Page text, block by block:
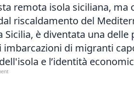
remota isola siciliana, ma
riscaldamento del
è diventata una delle
di migranti
e l’identità